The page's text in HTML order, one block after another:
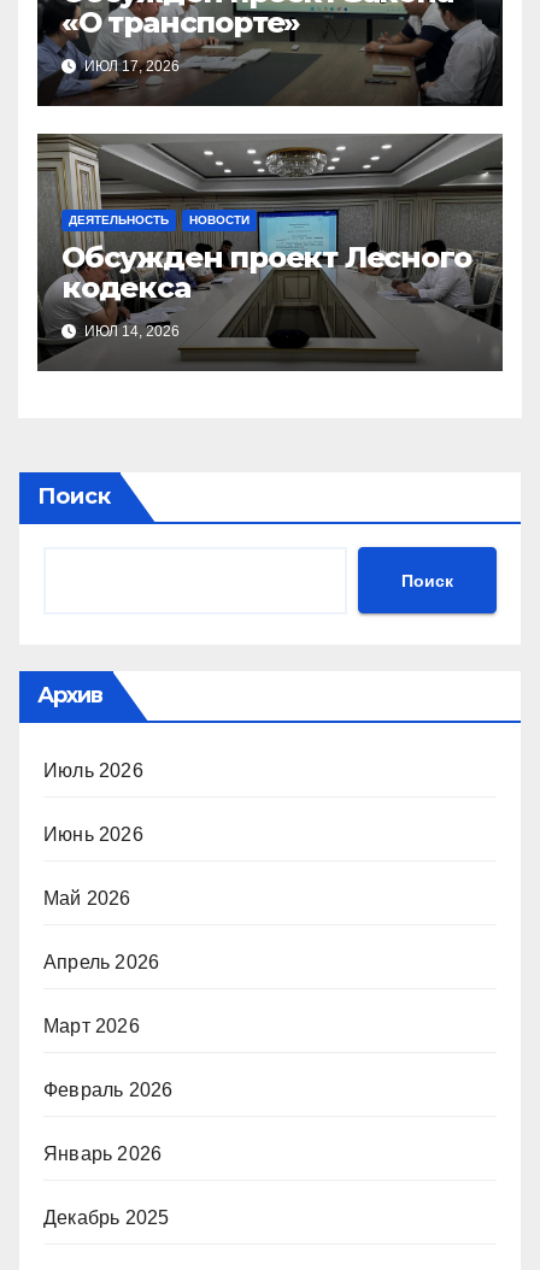
«О транспорте»
ИЮЛ 17, 2026
ДЕЯТЕЛЬНОСТЬ НОВОСТИ
Обсужден проект Лесного
кодекса
ИЮЛ 14, 2026
Поиск
Поиск
Архив
Июль 2026
Июнь 2026
Май 2026
Апрель 2026
Март 2026
Февраль 2026
Январь 2026
Декабрь 2025